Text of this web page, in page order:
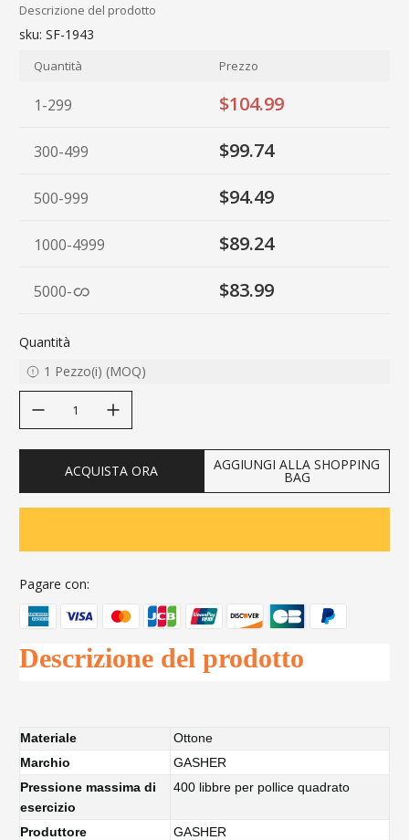
Descrizione del prodotto
sku: SF-1943
Quantità Prezzo
1-299 $104.99
300-499 $99.74
500-999 $94.49
1000-4999 $89.24
5000- $83.99
Quantità
1 Pezzo(i) (MOQ)
ACQUISTA ORA AGGIUNGI ALLA SHOPPING
BAG
Pagare con:
Descrizione del prodotto
Materiale
Ottone
Marchio
GASHER
Pressione massima di
esercizio
400 libbre per pollice quadrato
Produttore GASHER